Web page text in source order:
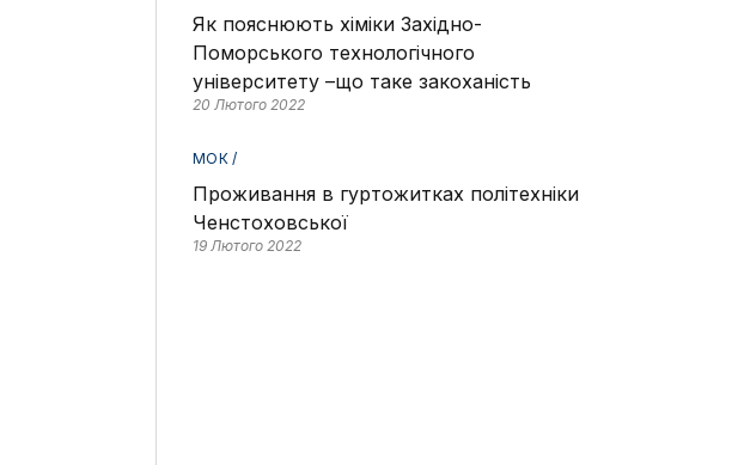
Як пояснюють хіміки Західно-
Поморського технологічного
університету –що таке закоханість
20 Лютого 2022
МОК /
Проживання в гуртожитках політехніки
Ченстоховської
19 Лютого 2022